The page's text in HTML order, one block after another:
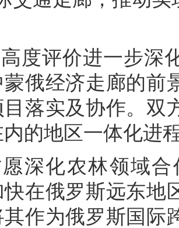
度评价进一步深
俄经济走廊的前
落实及协作。双
的地区一体化进
深化农林领域
在俄罗斯远东地
其作为俄罗斯国际